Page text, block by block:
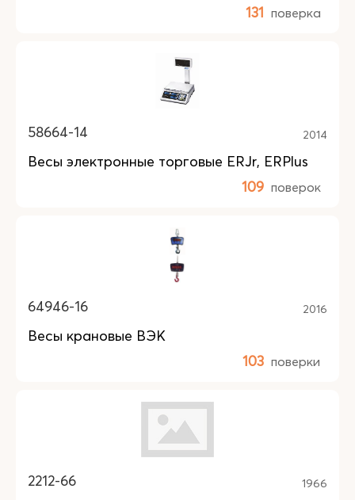
131 поверка
58664-14 2014
Весы электронные торговые ERJr, ERPlus
109 поверок
64946-16 2016
Весы крановые ВЭК
103 поверки
2212-66 1966